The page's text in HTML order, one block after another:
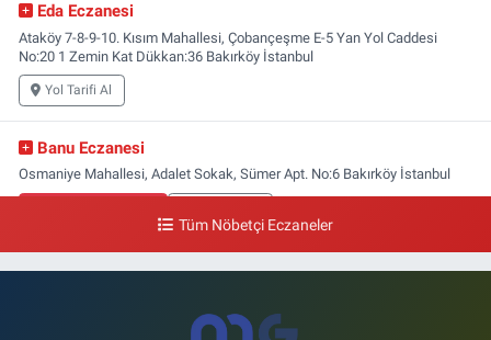
Eda Eczanesi
Ataköy 7-8-9-10. Kısım Mahallesi, Çobançeşme E-5 Yan Yol Caddesi
No:20 1 Zemin Kat Dükkan:36 Bakırköy İstanbul
Yol Tarifi Al
Banu Eczanesi
Osmaniye Mahallesi, Adalet Sokak, Sümer Apt. No:6 Bakırköy İstanbul
Tüm Nöbetçi Eczaneler